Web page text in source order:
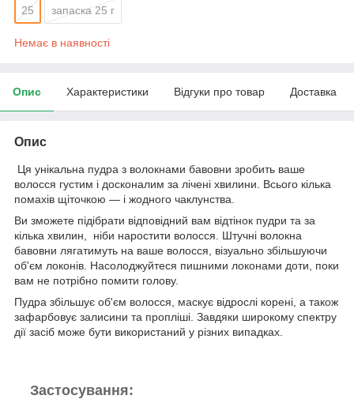
25 запаска 25 г
Немає в наявності
Опис Характеристики Відгуки про товар Доставка
Опис
Ця унікальна пудра з волокнами бавовни зробить ваше
волосся густим і досконалим за лічені хвилини. Всього кілька
помахів щіточкою — і жодного чаклунства.
Ви зможете підібрати відповідний вам відтінок пудри та за
кілька хвилин, ніби наростити волосся. Штучні волокна
бавовни лягатимуть на ваше волосся, візуально збільшуючи
об'єм локонів. Насолоджуйтеся пишними локонами доти, поки
вам не потрібно помити голову.
Пудра збільшує об'єм волосся, маскує відрослі корені, а також
зафарбовує залисини та пропліші. Завдяки широкому спектру
дії засіб може бути використаний у різних випадках.
Застосування: